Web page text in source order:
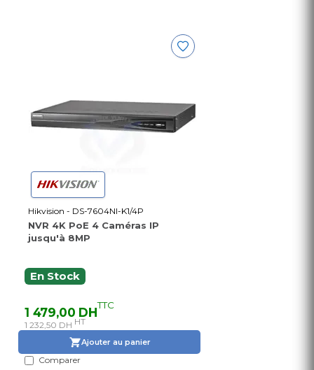
Hikvision - DS-7604NI-K1/4P
NVR 4K PoE 4 Caméras IP
jusqu'à 8MP
En Stock
1 479,00 DHTTC
1 232,50 DH HT
Ajouter au panier
Comparer